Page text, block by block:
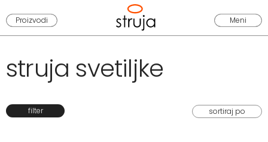
Proizvodi Meni
struja svetiljke
filter